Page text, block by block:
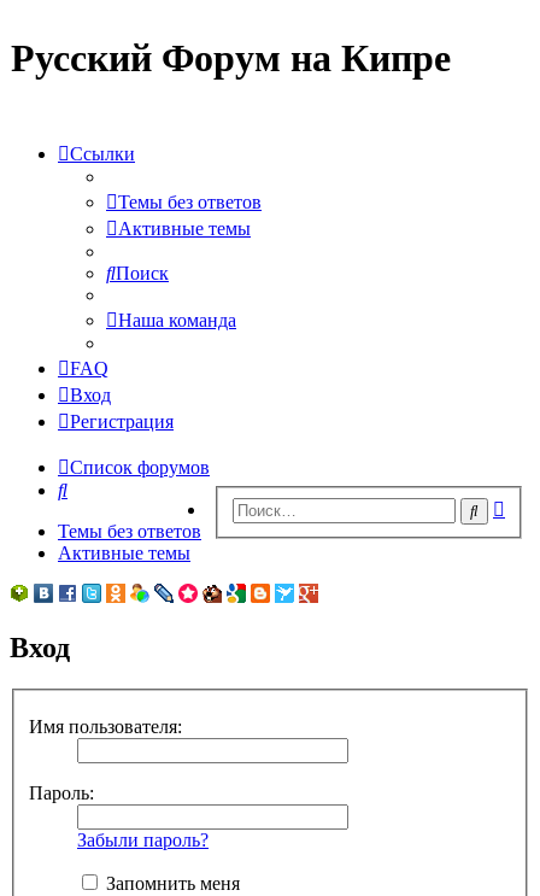
Русский Форум на Кипре
Ссылки
Темы без ответов
Активные темы
Поиск
Наша команда
FAQ
Вход
Регистрация
Список форумов
Поиск
Поиск
Темы без ответов
Активные темы
Вход
Имя пользователя:
Пароль:
Забыли пароль?
Запомнить меня